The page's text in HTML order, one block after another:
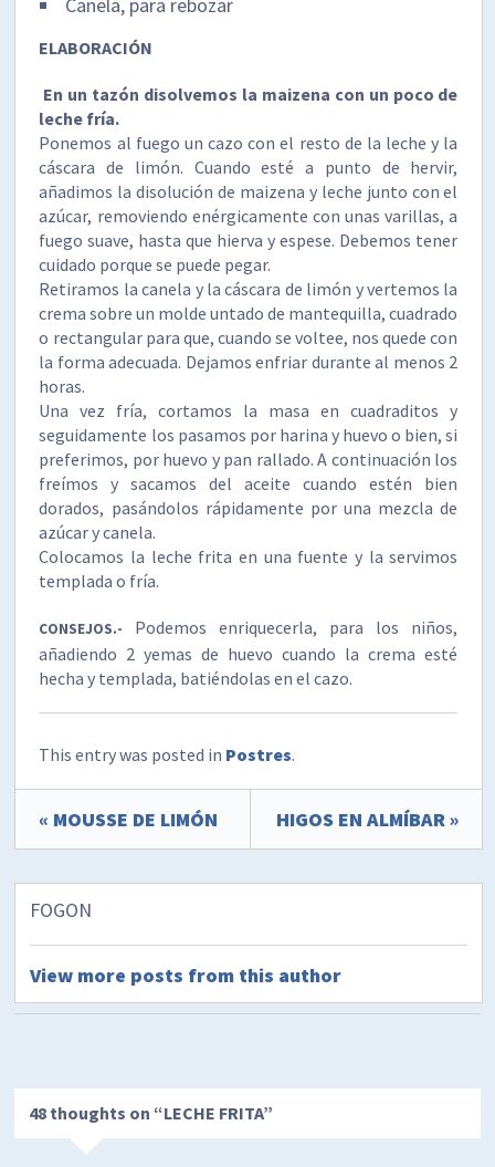
ELABORACIÓN
En un tazón disolvemos la maizena con un poco de
leche fría.
Ponemos al fuego un cazo con el resto de la leche y la
cáscara de limón. Cuando esté a punto de hervir,
añadimos la disolución de maizena y leche junto con el
azúcar, removiendo enérgicamente con unas varillas, a
fuego suave, hasta que hierva y espese. Debemos tener
cuidado porque se puede pegar.
Retiramos la canela y la cáscara de limón y vertemos la
crema sobre un molde untado de mantequilla, cuadrado
o rectangular para que, cuando se voltee, nos quede con
la forma adecuada. Dejamos enfriar durante al menos 2
horas.
Una vez fría, cortamos la masa en cuadraditos y
seguidamente los pasamos por harina y huevo o bien, si
preferimos, por huevo y pan rallado. A continuación los
freímos y sacamos del aceite cuando estén bien
dorados, pasándolos rápidamente por una mezcla de
azúcar y canela.
Colocamos la leche frita en una fuente y la servimos
templada o fría.
CONSEJOS.-
Podemos enriquecerla, para los niños,
añadiendo 2 yemas de huevo cuando la crema esté
hecha y templada, batiéndolas en el cazo.
This entry was posted in Postres.
« MOUSSE DE LIMÓN HIGOS EN ALMÍBAR »
FOGON
View more posts from this author
48 thoughts on “LECHE FRITA”